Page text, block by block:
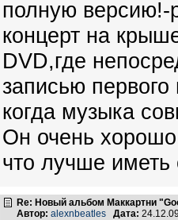
полную версию!-
концерт на
DVD,где
записью
когда музыка
Он очень
что лучше иметь
Re: Новый альбом Маккартни
Автор: alexnbeatles Дата: